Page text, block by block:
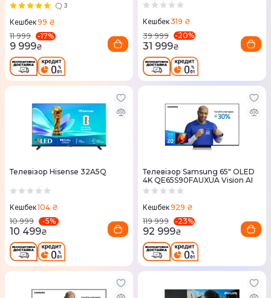
3
Кешбек99 ₴
11 999
-17%
9 999₴
Кешбек319 ₴
39 999
-20%
31 999₴
Телевізор Hisense 32A5Q
Кешбек104 ₴
10 999
-5%
10 499₴
Телевізор Samsung 65" OLED
4K QE65S90FAUXUA Vision AI
Кешбек929 ₴
119 999
-23%
92 999₴